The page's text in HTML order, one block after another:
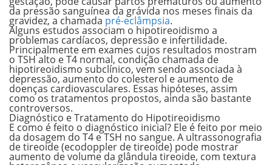
da pressão sanguínea da grávida nos meses finais da
gravidez, a chamada pré-eclâmpsia.
Alguns estudos associam o hipotireoidismo a
problemas cardíacos, depressão e infertilidade.
Principalmente em exames cujos resultados mostram
o TSH alto e T4 normal, condição chamada de
hipotireoidismo subclínico, vem sendo associada à
depressão, aumento do colesterol e aumento de
doenças cardiovasculares. Essas hipóteses, assim
como os tratamentos propostos, ainda são bastante
controversos.
Diagnóstico e Tratamento do Hipotireoidismo
E como é feito o diagnóstico inicial? Ele é feito por meio
da dosagem do T4 e TSH no sangue. A ultrassonografia
de tireoide (ecodoppler de tireoide) pode mostrar
aumento de volume da glândula tireoide, com textura